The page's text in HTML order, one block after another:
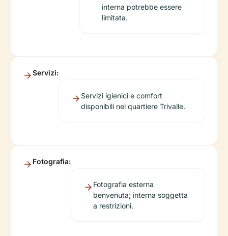
interna potrebbe essere
limitata.
Servizi:
Servizi igienici e comfort
disponibili nel quartiere Trivalle.
Fotografia:
Fotografia esterna
benvenuta; interna soggetta
a restrizioni.